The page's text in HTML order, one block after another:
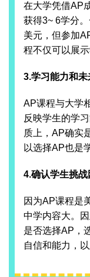
在大学凭借AP
获得3~ 6学分
美元，但参加
程不仅可以展
3.学习能力和
AP课程与大学
反映学生的学
质上，AP确实
以选择AP也是
4.确认学生挑
因为AP课程是
中学内容大。
是否选择AP，
自信和能力，